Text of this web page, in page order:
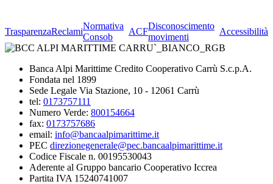
TrasparenzaReclami
Normativa
Consob
ACF
Disconoscimento
movimenti
Accessibilità
Banca Alpi Marittime Credito Cooperativo Carrù S.c.p.A.
Fondata nel 1899
Sede Legale Via Stazione, 10 - 12061 Carrù
tel: 0173757111
Numero Verde: 800154664
fax: 0173757686
email: info@bancaalpimarittime.it
PEC direzionegenerale@pec.bancaalpimarittime.it
Codice Fiscale n. 00195530043
Aderente al Gruppo bancario Cooperativo Iccrea
Partita IVA 15240741007